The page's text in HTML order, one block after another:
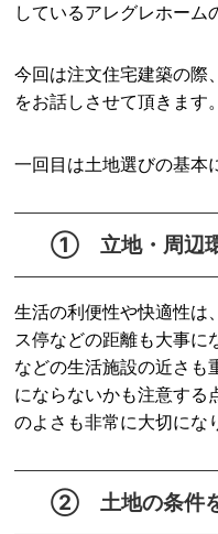
しているアレグレホーム
今回は注文住宅建築の際
をお話しさせて頂きます。
一回目は土地選びの基本
① 立地・周辺
生活の利便性や快適性は
ス停などの距離も大事に
などの生活施設の近さも
にならないかも注意する
のよさも非常に大切にな
② 土地の条件